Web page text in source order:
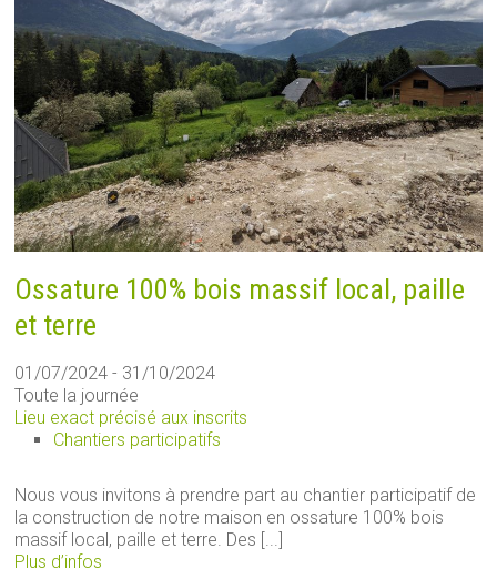
Ossature 100% bois massif local, paille
et terre
01/07/2024 - 31/10/2024
Toute la journée
Lieu exact précisé aux inscrits
Chantiers participatifs
Nous vous invitons à prendre part au chantier participatif de
la construction de notre maison en ossature 100% bois
massif local, paille et terre. Des [...]
Plus d’infos